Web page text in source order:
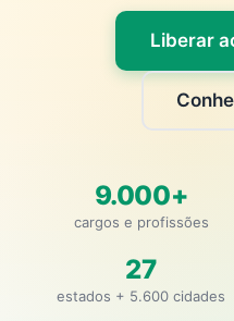
Liberar
9.000+
cargos e profissões
27
estados + 5.600 cidades